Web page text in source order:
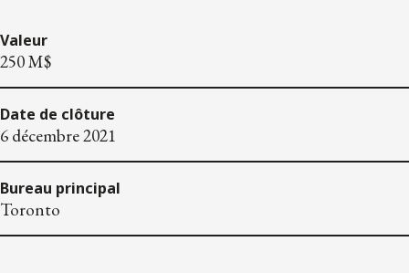
Valeur
250 M$
Date de clôture
6 décembre 2021
Bureau principal
Toronto